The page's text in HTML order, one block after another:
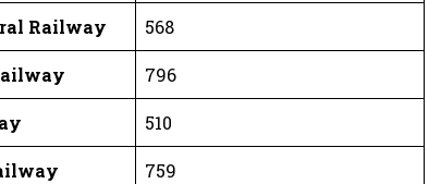
Railway 568
796
510
759